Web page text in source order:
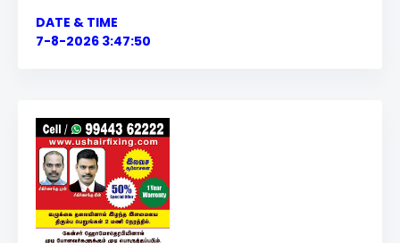
DATE & TIME
7-8-2026 3:47:50